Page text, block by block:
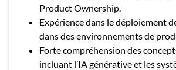
Product Ownership.
Expérience dans le déploiement
dans des environnements de
Forte compréhension des
incluant l’IA générative et les